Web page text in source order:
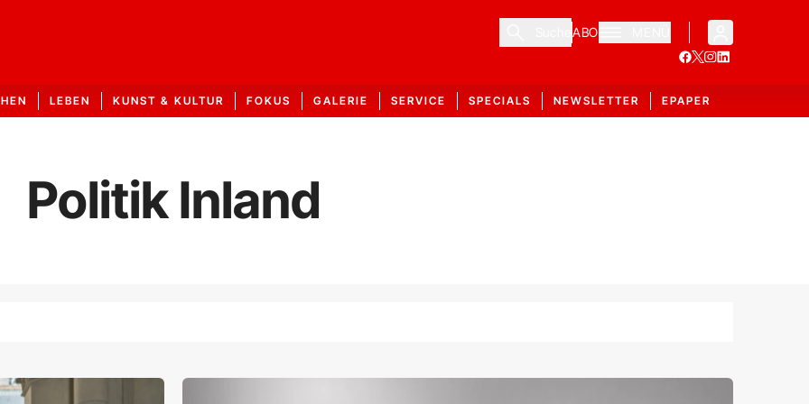
ABO
LEBEN KUNST & KULTUR FOKUS GALERIE SERVICE SPECIALS NEWSLETTER EPAPER
Politik Inland